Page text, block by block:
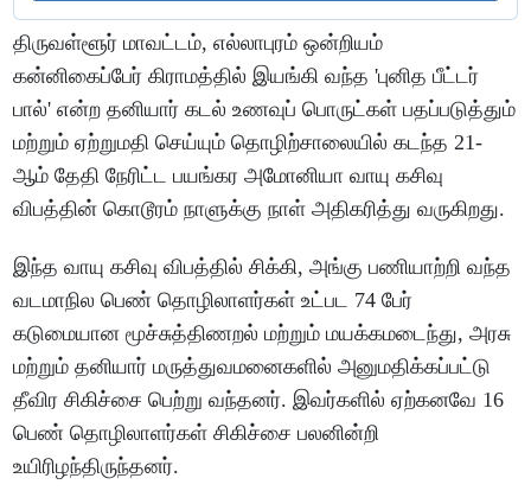
திருவள்ளூர் மாவட்டம், எல்லாபுரம் ஒன்றியம்
கன்னிகைப்பேர் கிராமத்தில் இயங்கி வந்த 'புனித பீட்டர்
பால்' என்ற தனியார் கடல் உணவுப் பொருட்கள் பதப்படுத்தும்
மற்றும் ஏற்றுமதி செய்யும் தொழிற்சாலையில் கடந்த 21-
ஆம் தேதி நேரிட்ட பயங்கர அமோனியா வாயு கசிவு
விபத்தின் கொடூரம் நாளுக்கு நாள் அதிகரித்து வருகிறது.
இந்த வாயு கசிவு விபத்தில் சிக்கி, அங்கு பணியாற்றி வந்த
வடமாநில பெண் தொழிலாளர்கள் உட்பட 74 பேர்
கடுமையான மூச்சுத்திணறல் மற்றும் மயக்கமடைந்து, அரசு
மற்றும் தனியார் மருத்துவமனைகளில் அனுமதிக்கப்பட்டு
தீவிர சிகிச்சை பெற்று வந்தனர். இவர்களில் ஏற்கனவே 16
பெண் தொழிலாளர்கள் சிகிச்சை பலனின்றி
உயிரிழந்திருந்தனர்.